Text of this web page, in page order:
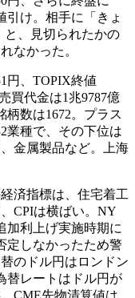
引け。相手に「きょ
と、見切られたかの
なかった。
円、TOPIX終値
買代金は1兆9787億
柄数は1672。プラス
業種で、その下位は
金属製品など。上海
済指標は、住宅着工
CPIは横ばい。NY
加利上げ実施時期に
定しなかったため警
のドル円はロンドン
替レートはドル円が